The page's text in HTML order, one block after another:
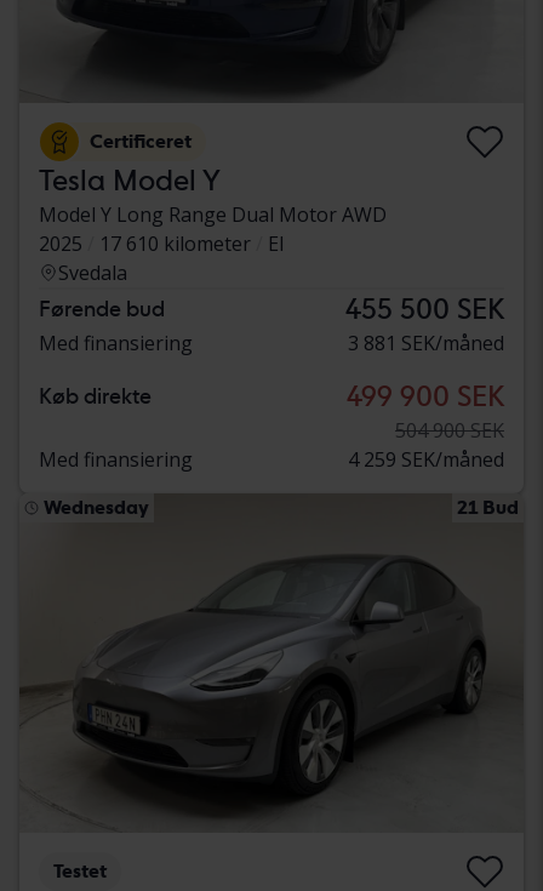
Certificeret
Tesla Model Y
Model Y Long Range Dual Motor AWD
2025
17 610 kilometer
El
Svedala
Førende bud 455 500 SEK
Med finansiering 3 881 SEK/måned
Køb direkte 499 900 SEK
504 900 SEK
Med finansiering
4 259 SEK/måned
Wednesday 21 Bud
Testet